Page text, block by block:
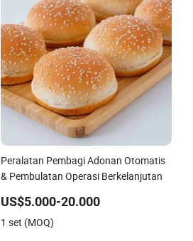
Peralatan Pembagi Adonan Otomatis
& Pembulatan Operasi Berkelanjutan
US$5.000-20.000
1 set (MOQ)